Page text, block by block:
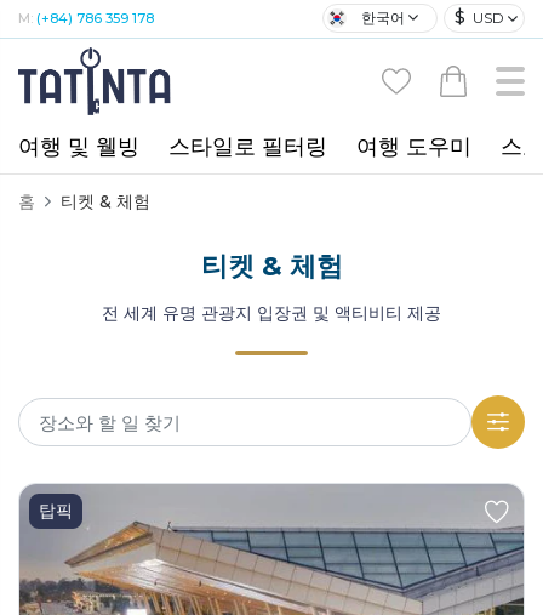
M: (+84) 786 359 178 한국어 $ USD
여행 및 웰빙 스타일로 필터링 여행 도우미 스
홈 티켓 & 체험
티켓 & 체험
전 세계 유명 관광지 입장권 및 액티비티 제공
탑픽